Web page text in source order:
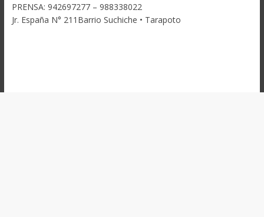
PRENSA: 942697277 – 988338022
Jr. España N° 211Barrio Suchiche • Tarapoto